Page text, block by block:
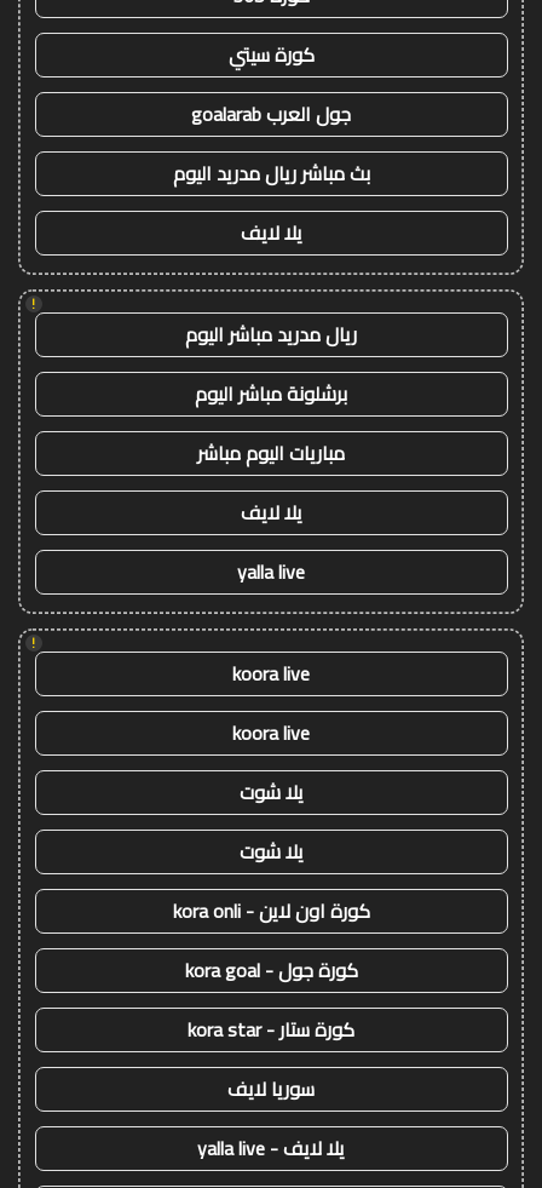
كورة سيتي
جول العرب goalarab
بث مباشر ريال مدريد اليوم
يلا لايف
!
ريال مدريد مباشر اليوم
برشلونة مباشر اليوم
مباريات اليوم مباشر
يلا لايف
yalla live
!
koora live
koora live
يلا شوت
يلا شوت
كورة اون لاين - kora onli
كورة جول - kora goal
كورة ستار - kora star
سوريا لايف
يلا لايف - yalla live